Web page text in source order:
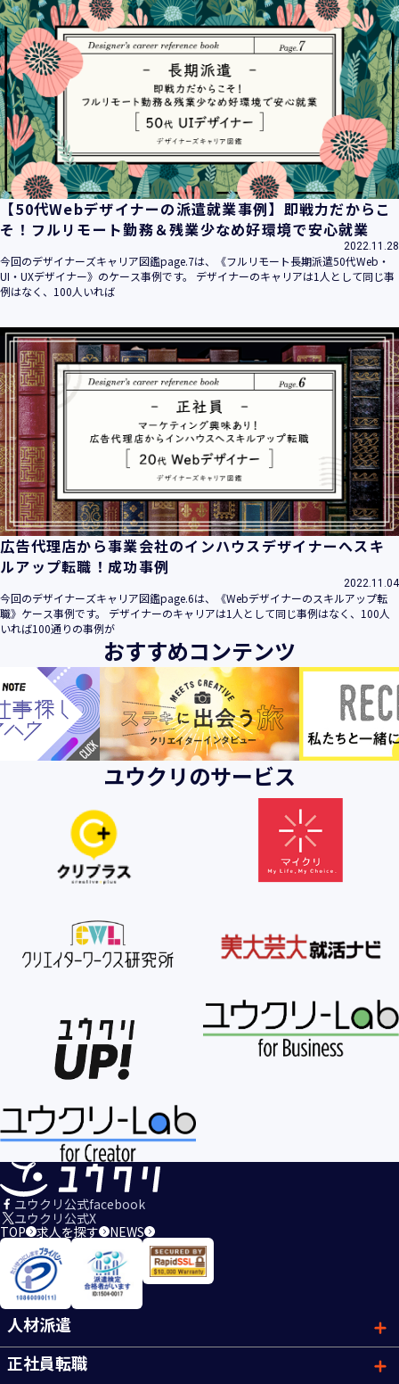
【50代Webデザイナーの派遣就業事例】即戦力だからこ
そ！フルリモート勤務＆残業少なめ好環境で安心就業
2022.11.28
今回のデザイナーズキャリア図鑑page.7は、《フルリモート長期派遣50代Web・
UI・UXデザイナー》のケース事例です。 デザイナーのキャリアは1人として同じ事
例はなく、100人いれば
広告代理店から事業会社のインハウスデザイナーへスキ
ルアップ転職！成功事例
2022.11.04
今回のデザイナーズキャリア図鑑page.6は、《Webデザイナーのスキルアップ転
職》ケース事例です。 デザイナーのキャリアは1人として同じ事例はなく、100人
いれば100通りの事例が
おすすめコンテンツ
ユウクリのサービス
ユウクリ公式facebook
ユウクリ公式X
TOP 求人を探す NEWS
人材派遣
正社員転職